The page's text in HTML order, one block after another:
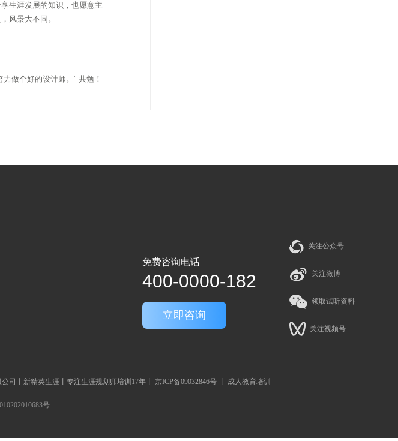
生涯发展的知识，也愿意主
风景大不同。
做个好的设计师。” 共勉！
免费咨询电话
400-0000-182
立即咨询
关注公众号
关注微博
领取试听资料
关注视频号
公司丨新精英生涯丨专注生涯规划师培训17年丨 京ICP备09032846号 丨 成人教育培训
号